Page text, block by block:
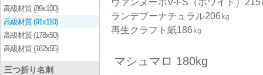
高級材質 (89x100)
高級材質 (91x110)
高級材質 (178x50)
高級材質 (182x55)
三つ折り名刺
ヴァンヌーボV-FS（ホワイト）215
ランデブーナチュラル206㎏
再生クラフト紙186㎏
マシュマロ 180kg